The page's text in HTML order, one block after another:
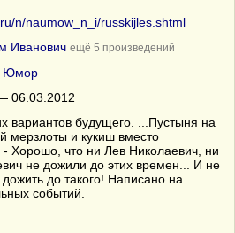
n/naumow_n_i/russkijles.shtml
Иванович ещё 5 произведений
Юмор
06.03.2012
вариантов будущего. ...Пустыня на
мерзлоты и кукиш вместо
Хорошо, что ни Лев Николаевич, ни
не дожили до этих времен... И не
до такого! Написано на
событий.